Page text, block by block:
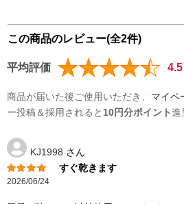
この商品のレビュー(全2件)
平均評価 4.5
商品が届いた後ご使用いただき、 マイペ
ー投稿＆採用されると 10円分ポイント進
KJ1998 さん
すぐ乾きます
2026/06/24